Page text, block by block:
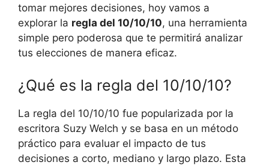
tomar mejores decisiones, hoy vamos a
explorar la regla del 10/10/10, una herramienta
simple pero poderosa que te permitirá analizar
tus elecciones de manera eficaz.
¿Qué es la regla del 10/10/10?
La regla del 10/10/10 fue popularizada por la
escritora Suzy Welch y se basa en un método
práctico para evaluar el impacto de tus
decisiones a corto, mediano y largo plazo. Esta